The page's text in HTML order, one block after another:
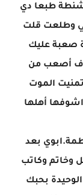
طبعا دي
وطلعت قلت
صعبة عليك
أصعب من
الموت
أهلها
بعد
وكاتب
بحبك